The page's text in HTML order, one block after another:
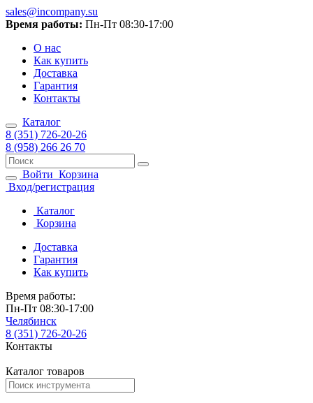
sales@incompany.su
Время работы: Пн-Пт 08:30-17:00
О нас
Как купить
Доставка
Гарантия
Контакты
Каталог
8 (351) 726-20-26
8 (958) 266 26 70
Войти Корзина
Вход/регистрация
Каталог
Корзина
Доставка
Гарантия
Как купить
Время работы:
Пн-Пт 08:30-17:00
Челябинск
8 (351) 726-20-26
Контакты
Каталог товаров